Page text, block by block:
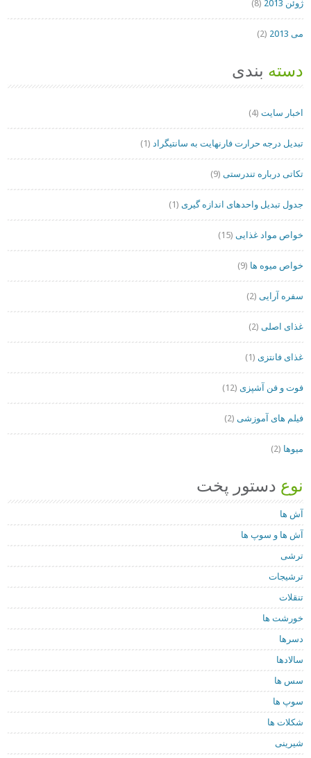
ژوئن 2013 (8)
می 2013 (2)
دسته بندی
اخبار سایت (4)
تبدیل درجه حرارت فارنهایت به سانتیگراد (1)
تکاتی درباره تندرستی (9)
جدول تبدیل واحدهای اندازه گیری (1)
خواص مواد غذایی (15)
خواص میوه ها (9)
سفره آرایی (2)
غذای اصلی (2)
غذای فانتزی (1)
فوت و فن آشپزی (12)
فیلم های آموزشی (2)
میوها (2)
نوع دستور پخت
آش ها
آش ها و سوپ ها
ترشی
ترشیجات
تنقلات
خورشت ها
دسرها
سالادها
سس ها
سوپ ها
شکلات ها
شیرینی